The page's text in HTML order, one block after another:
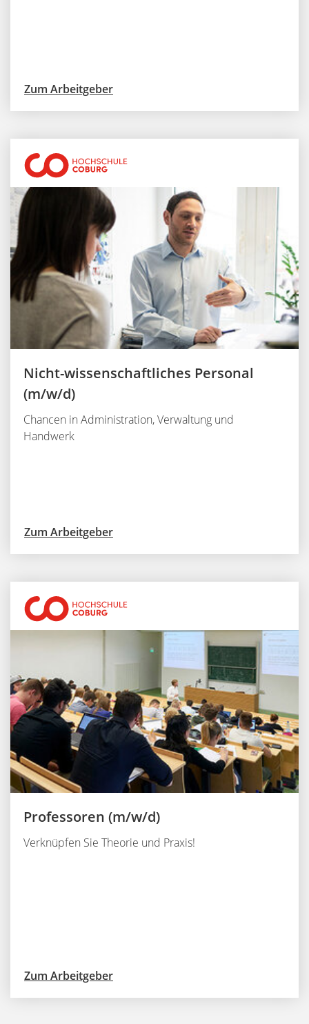
Zum Arbeitgeber
Nicht-wissenschaftliches Personal
(m/w/d)
Chancen in Administration, Verwaltung und
Handwerk
Zum Arbeitgeber
Professoren (m/w/d)
Verknüpfen Sie Theorie und Praxis!
Zum Arbeitgeber